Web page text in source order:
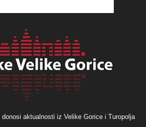
aktualnosti iz Velike Gorice i Turopolja